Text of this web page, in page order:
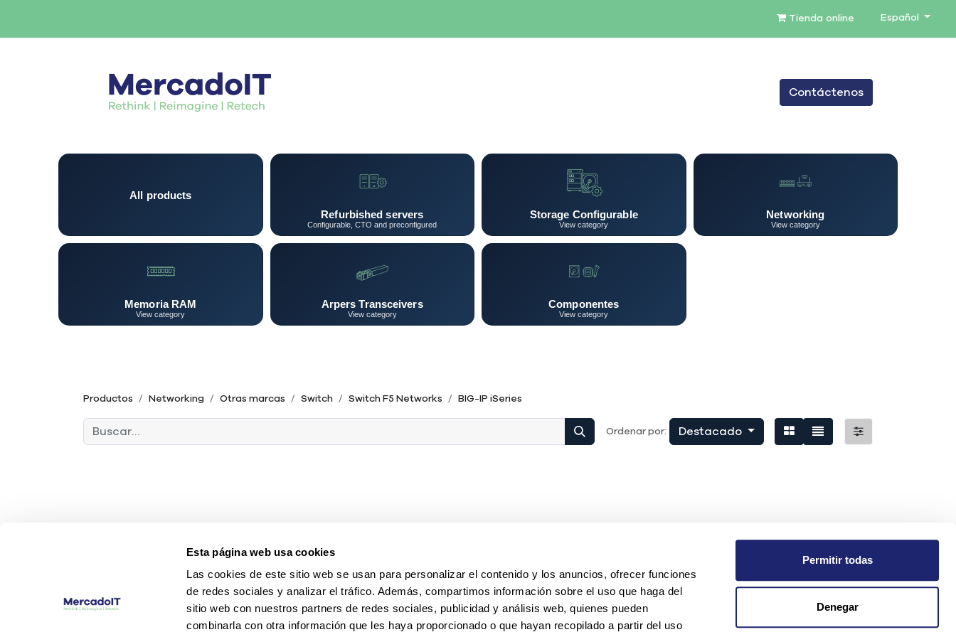
Esta página web usa cookies
Las cookies de este sitio web se usan para personalizar el contenido y los anuncios, ofrecer funciones
de redes sociales y analizar el tráfico. Además, compartimos información sobre el uso que haga del
sitio web con nuestros partners de redes sociales, publicidad y análisis web, quienes pueden
combinarla con otra información que les haya proporcionado o que hayan recopilado a partir del uso
Permitir todas
Denegar
Tienda online Español
BLOG
Contáctenos
All products
Refurbished servers
Configurable, CTO and preconfigured
Storage Configurable
View category
Networking
View category
Memoria RAM
View category
Arpers Transceivers
View category
Componentes
View category
Productos Networking Otras marcas Switch Switch F5 Networks BIG-IP iSeries
Ordenar por: Destacado